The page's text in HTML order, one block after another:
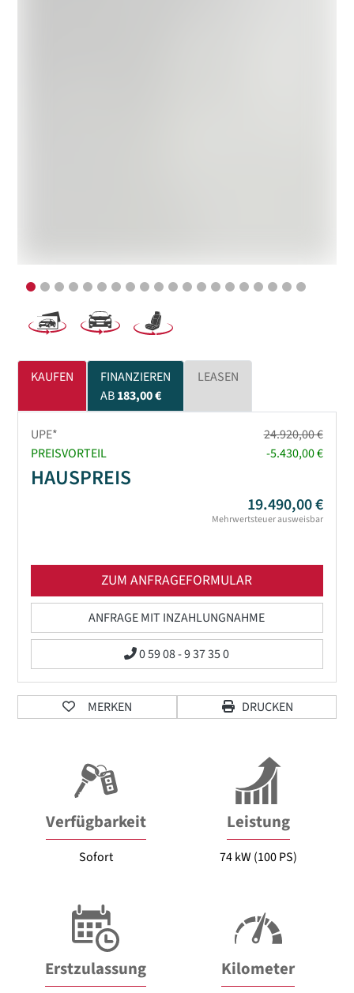
KAUFEN
FINANZIEREN
AB183,00 €
LEASEN
UPE*
24.920,00 €
PREISVORTEIL
-5.430,00 €
HAUSPREIS
19.490,00 €
Mehrwertsteuer ausweisbar
ZUM ANFRAGEFORMULAR
ANFRAGE MIT INZAHLUNGNAHME
0 59 08 - 9 37 35 0
MERKEN DRUCKEN
Verfügbarkeit
Sofort
Leistung
74 kW (100 PS)
Erstzulassung Kilometer